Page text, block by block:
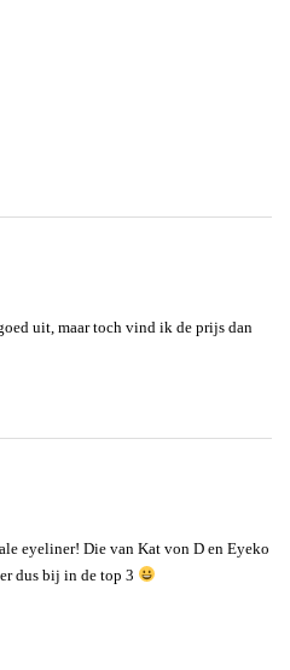
uit, maar toch vind ik de prijs dan
eyeliner! Die van Kat von D en Eyeko
dus bij in de top 3